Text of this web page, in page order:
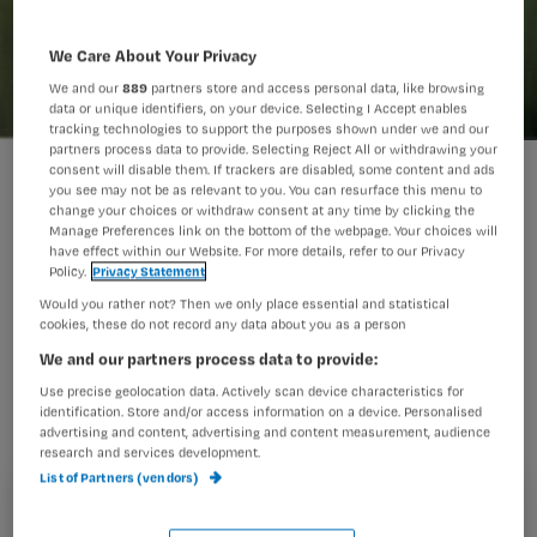
separatiecel
De Inspectie voor de Gezondheidszorg
(IGZ) vraagt van ggz-instellingen in
2012 geen eenzame opsluiting meer
toe te passen.
We Care About Your Privacy
We and our889 partners store and access personal data, like browsing
data or unique identifiers, on your device. Selecting I Accept enables
tracking technologies to support the purposes shown under we and our
partners process data to provide. Selecting Reject All or withdrawing your
consent will disable them. If trackers are disabled, some content and ads
you see may not be as relevant to you. You can resurface this menu to
change your choices or withdraw consent at any time by clicking the
Manage Preferences link on the bottom of the webpage. Your choices will
have effect within our Website. For more details, refer to our Privacy
Policy. Privacy Statement
Would you rather not? Then we only place essential and statistical
cookies, these do not record any data about you as a person
We and our partners process data to provide:
Use precise geolocation data. Actively scan device characteristics for
identification. Store and/or access information on a device. Personalised
advertising and content, advertising and content measurement, audience
research and services development.
List of Partners (vendors)